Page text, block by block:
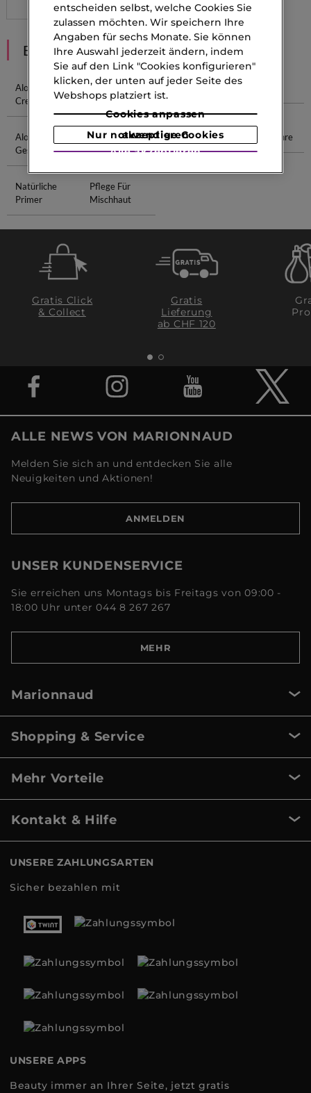
EMPFEHLUNGEN
Aloe Vera
Creme
Duft Ritual Alien Goddess Oud Duft
Aloe Vera Gel
Gesicht
Soothing
Cream
Make Me
Blush
Viso 50 Jahre
Natürliche
Primer
Pflege Für
Mischhaut
Gratis Click
& Collect
Gratis
Lieferung
ab CHF 120
ALLE NEWS VON MARIONNAUD
Melden Sie sich an und entdecken Sie alle
Neuigkeiten und Aktionen!
ANMELDEN
UNSER KUNDENSERVICE
Sie erreichen uns Montags bis Freitags von 09:00 -
18:00 Uhr unter 044 8 267 267
MEHR
Marionnaud
Shopping & Service
Mehr Vorteile
Kontakt & Hilfe
UNSERE ZAHLUNGSARTEN
Sicher bezahlen mit
UNSERE APPS
Beauty immer an Ihrer Seite, jetzt gratis
entscheiden selbst, welche Cookies Sie
zulassen möchten. Wir speichern Ihre
Angaben für sechs Monate. Sie können
Ihre Auswahl jederzeit ändern, indem
Sie auf den Link "Cookies konfigurieren"
klicken, der unten auf jeder Seite des
Webshops platziert ist.
Cookies anpassen
Nur notwendige Cookies akzeptieren
Alle akzeptieren